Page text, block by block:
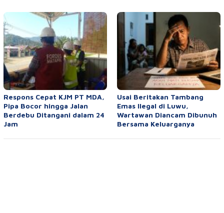
Respons Cepat KJM PT MDA,
Pipa Bocor hingga Jalan
Berdebu Ditangani dalam 24
Jam
Usai Beritakan Tambang
Emas Ilegal di Luwu,
Wartawan Diancam Dibunuh
Bersama Keluarganya